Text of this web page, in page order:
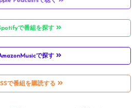
で番組を探す
で探す
で番組を購読する